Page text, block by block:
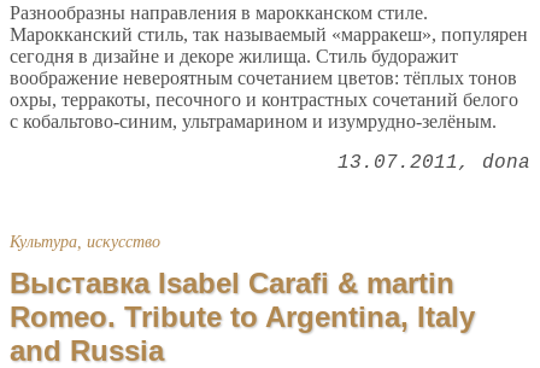
Разнообразны направления в марокканском стиле.
Марокканский стиль, так называемый «марракеш», популярен
сегодня в дизайне и декоре жилища. Стиль будоражит
воображение невероятным сочетанием цветов: тёплых тонов
охры, терракоты, песочного и контрастных сочетаний белого
с кобальтово-синим, ультрамарином и изумрудно-зелёным.
13.07.2011 dona
Культура, искусство
Выставка Isabel Carafi & martin
Romeo. Tribute to Argentina, Italy
and Russia